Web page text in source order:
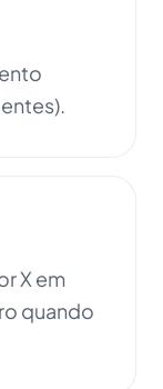
X em
quando